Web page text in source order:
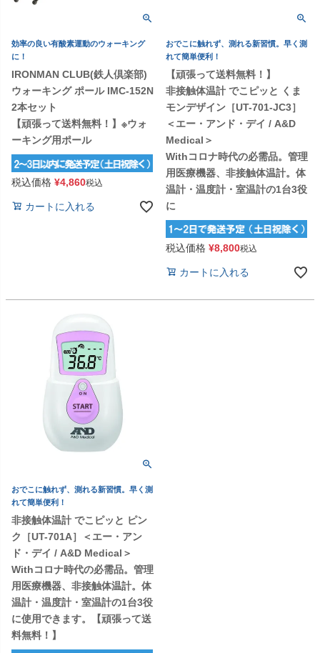
効率の良い有酸素運動のウォーキング
に！
IRONMAN CLUB(鉄人倶楽部)
ウォーキング ポール IMC-152N
2本セット
【頑張って送料無料！】※ウォ
ーキング用ポール
税込価格 ¥4,860税込
カートに入れる
おでこに触れず、測れる新習慣。早く測
れて簡単便利！
【頑張って送料無料！】
非接触体温計 でこピッと くま
モンデザイン［UT-701-JC3］
＜エー・アンド・デイ / A&D
Medical＞
Withコロナ時代の必需品。管理
用医療機器、非接触体温計。体
温計・温度計・室温計の1台3役
に
税込価格 ¥8,800税込
カートに入れる
おでこに触れず、測れる新習慣。早く測
れて簡単便利！
非接触体温計 でこピッと ピン
ク［UT-701A］＜エー・アン
ド・デイ / A&D Medical＞
Withコロナ時代の必需品。管理
用医療機器、非接触体温計。体
温計・温度計・室温計の1台3役
に使用できます。【頑張って送
料無料！】